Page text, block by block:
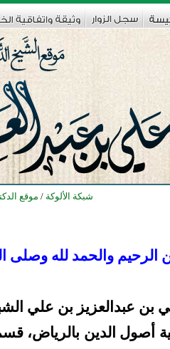
شبكة الألوكة / موقع
الرحيم والحمد لله وصلى
بن عبدالعزيز بن علي
أصول الدين بالرياض،